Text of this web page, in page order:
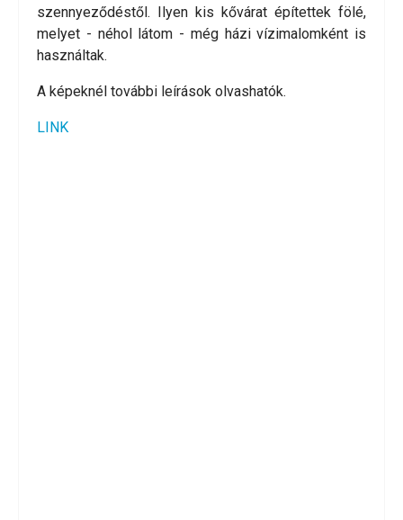
szennyeződéstől. Ilyen kis kővárat építettek fölé,
melyet - néhol látom - még házi vízimalomként is
használtak.
A képeknél további leírások olvashatók.
LINK